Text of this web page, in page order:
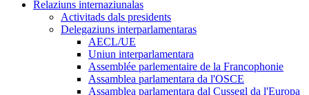
Relaziuns internaziunalas
Activitads dals presidents
Delegaziuns interparlamentaras
AECL/UE
Uniun interparlamentara
Assemblée parlementaire de la Francophonie
Assamblea parlamentara da l'OSCE
Assamblea parlamentara dal Cussegl da l'Europa